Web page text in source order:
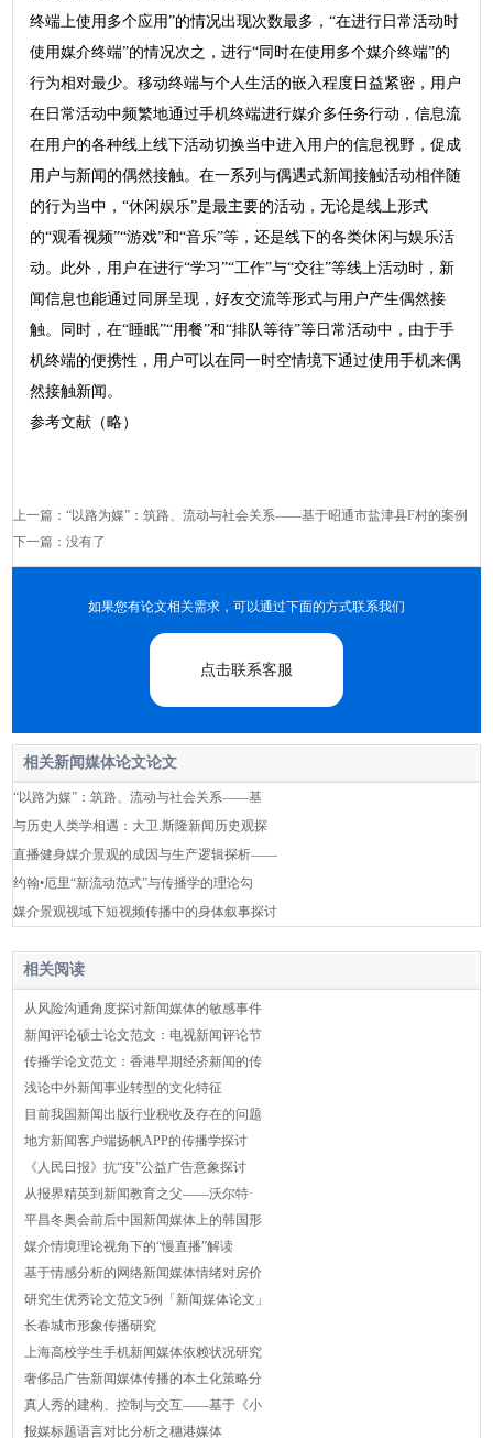
终端上使用多个应用”的情况出现次数最多，“在进行日常活动时
使用媒介终端”的情况次之，进行“同时在使用多个媒介终端”的
行为相对最少。移动终端与个人生活的嵌入程度日益紧密，用户
在日常活动中频繁地通过手机终端进行媒介多任务行动，信息流
在用户的各种线上线下活动切换当中进入用户的信息视野，促成
用户与新闻的偶然接触。在一系列与偶遇式新闻接触活动相伴随
的行为当中，“休闲娱乐”是最主要的活动，无论是线上形式
的“观看视频”“游戏”和“音乐”等，还是线下的各类休闲与娱乐活
动。此外，用户在进行“学习”“工作”与“交往”等线上活动时，新
闻信息也能通过同屏呈现，好友交流等形式与用户产生偶然接
触。同时，在“睡眠”“用餐”和“排队等待”等日常活动中，由于手
机终端的便携性，用户可以在同一时空情境下通过使用手机来偶
然接触新闻。
参考文献（略）
上一篇：“以路为媒”：筑路、流动与社会关系——基于昭通市盐津县F村的案例
下一篇：没有了
如果您有论文相关需求，可以通过下面的方式联系我们
点击联系客服
相关新闻媒体论文论文
“以路为媒”：筑路、流动与社会关系——基
与历史人类学相遇：大卫.斯隆新闻历史观探
直播健身媒介景观的成因与生产逻辑探析——
约翰•厄里“新流动范式”与传播学的理论勾
媒介景观视域下短视频传播中的身体叙事探讨
相关阅读
从风险沟通角度探讨新闻媒体的敏感事件
新闻评论硕士论文范文：电视新闻评论节
传播学论文范文：香港早期经济新闻的传
浅论中外新闻事业转型的文化特征
目前我国新闻出版行业税收及存在的问题
地⽅新闻客户端扬帆APP的传播学探讨
《人民日报》抗“疫”公益广告意象探讨
从报界精英到新闻教育之父——沃尔特·
平昌冬奥会前后中国新闻媒体上的韩国形
媒介情境理论视角下的“慢直播”解读
基于情感分析的网络新闻媒体情绪对房价
研究生优秀论文范文5例「新闻媒体论文」
长春城市形象传播研究
上海高校学生手机新闻媒体依赖状况研究
奢侈品广告新闻媒体传播的本土化策略分
真人秀的建构、控制与交互——基于《小
报媒标题语言对比分析之穗港媒体